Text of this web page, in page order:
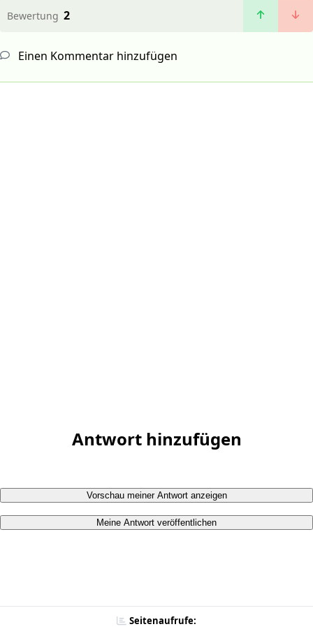
Bewertung 2
Einen Kommentar hinzufügen
Antwort hinzufügen
Vorschau meiner Antwort anzeigen
Meine Antwort veröffentlichen
Seitenaufrufe: